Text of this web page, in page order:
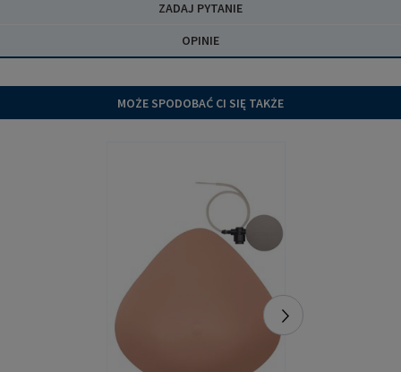
ZADAJ PYTANIE
OPINIE
MOŻE SPODOBAĆ CI SIĘ TAKŻE